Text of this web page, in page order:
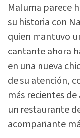
Maluma parece
su historia con
quien mantuvo
cantante ahora
en una nueva
de su atención,
más recientes
un restaurante
acompañante